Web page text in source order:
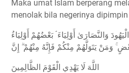
Maka umat Islam berperang
menolak bila negerinya
الْيَهُودَ وَالنَّصَارَىٰ أَوْلِيَاءَ ۘ بَعْضُهُمْ أَوْلِيَاءُ
وَمَنْ يَتَوَلَّهُمْ مِنْكُمْ فَإِنَّهُ مِنْهُمْ ۗ إِنَّ
اللَّهَ لَا يَهْدِي الْقَوْمَ الظَّالِمِينَ